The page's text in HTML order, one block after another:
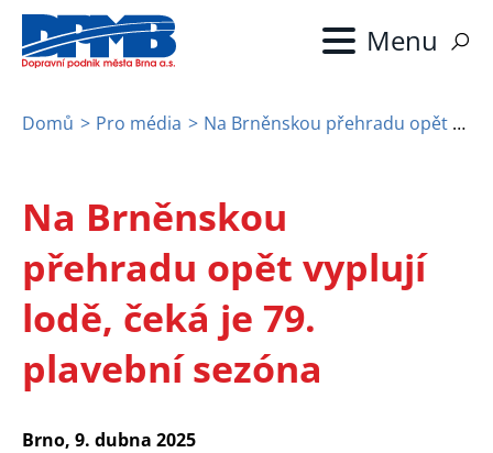
Přejít
hlavnímu
navigace
Domů Pro média Na Brněnskou přehradu opět vyplují lodě, čeká je 79. plavební sezóna
Na Brněnskou
přehradu opět vyplují
lodě, čeká je 79.
plavební sezóna
Brno, 9. dubna 2025